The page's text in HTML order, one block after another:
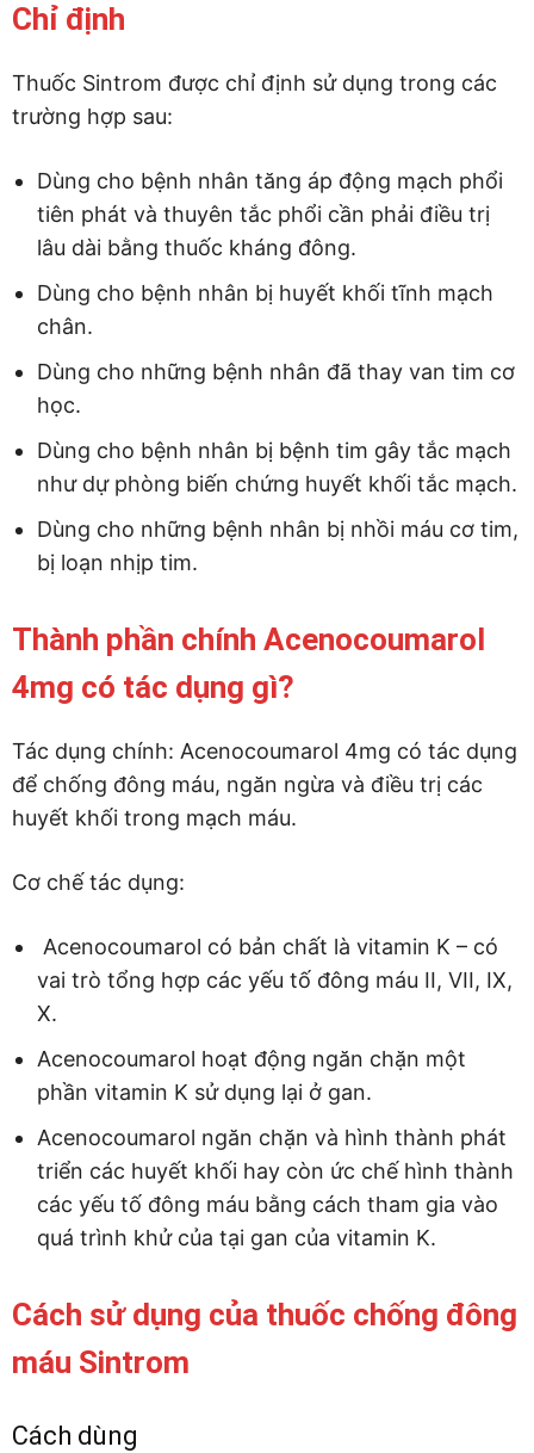
Chỉ định
Thuốc Sintrom được chỉ định sử dụng trong các
trường hợp sau:
Dùng cho bệnh nhân tăng áp động mạch phổi
tiên phát và thuyên tắc phổi cần phải điều trị
lâu dài bằng thuốc kháng đông.
Dùng cho bệnh nhân bị huyết khối tĩnh mạch
chân.
Dùng cho những bệnh nhân đã thay van tim cơ
học.
Dùng cho bệnh nhân bị bệnh tim gây tắc mạch
như dự phòng biến chứng huyết khối tắc mạch.
Dùng cho những bệnh nhân bị nhồi máu cơ tim,
bị loạn nhịp tim.
Thành phần chính Acenocoumarol
4mg có tác dụng gì?
Tác dụng chính: Acenocoumarol 4mg có tác dụng
để chống đông máu, ngăn ngừa và điều trị các
huyết khối trong mạch máu.
Cơ chế tác dụng:
Acenocoumarol có bản chất là vitamin K – có
vai trò tổng hợp các yếu tố đông máu II, VII, IX,
X.
Acenocoumarol hoạt động ngăn chặn một
phần vitamin K sử dụng lại ở gan.
Acenocoumarol ngăn chặn và hình thành phát
triển các huyết khối hay còn ức chế hình thành
các yếu tố đông máu bằng cách tham gia vào
quá trình khử của tại gan của vitamin K.
Cách sử dụng của thuốc chống đông
máu Sintrom
Cách dùng